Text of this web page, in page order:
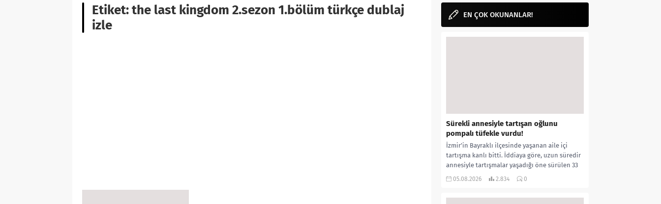
Etiket:the last kingdom 2.sezon 1.bölüm türkçe dublaj
izle
EN ÇOK OKUNANLAR!
Sürekli annesiyle tartışan oğlunu
pompalı tüfekle vurdu!
İzmir’in Bayraklı ilçesinde yaşanan aile içi
tartışma kanlı bitti. İddiaya göre, uzun süredir
annesiyle tartışmalar yaşadığı öne sürülen 33
yaşındaki...
05.08.2026 2.834 0